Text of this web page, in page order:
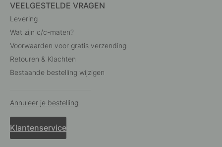
VEELGESTELDE VRAGEN
Levering
Wat zijn c/c-maten?
Voorwaarden voor gratis verzending
Retouren & Klachten
Bestaande bestelling wijzigen
Annuleer je bestelling
Klantenservice